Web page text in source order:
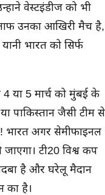
वेस्टइंडीज को भी
उनका आखिरी मैच है,
भारत को सिर्फ
या 5 मार्च को मुंबई के
पाकिस्तान जैसी टीम से
भारत अगर सेमीफाइनल
टी20 विश्व कप
है और घरेलू मैदान
का है।